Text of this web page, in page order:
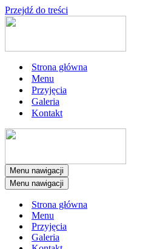
Przejdź do treści
Strona główna
Menu
Przyjęcia
Galeria
Kontakt
Menu nawigacji
Menu nawigacji
Strona główna
Menu
Przyjęcia
Galeria